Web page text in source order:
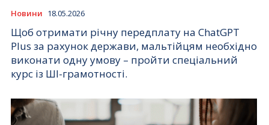
Новини 18.05.2026
Щоб отримати річну передплату на ChatGPT
Plus за рахунок держави, мальтійцям необхідно
виконати одну умову – пройти спеціальний
курс із ШІ-грамотності.